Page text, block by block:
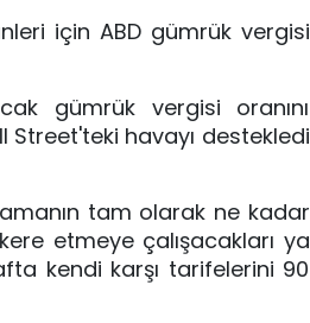
için ABD gümrük vergisi
gümrük vergisi oranını
Street'teki havayı destekledi
tam olarak ne kadar
etmeye çalışacakları ya
kendi karşı tarifelerini 90